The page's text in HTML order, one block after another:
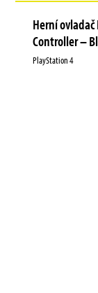
Herní
Controller –
PlayStation 4